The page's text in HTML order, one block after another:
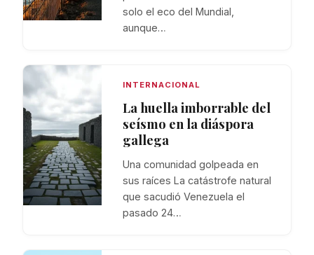
solo el eco del Mundial,
aunque…
INTERNACIONAL
La huella imborrable del
seísmo en la diáspora
gallega
Una comunidad golpeada en
sus raíces La catástrofe natural
que sacudió Venezuela el
pasado 24…